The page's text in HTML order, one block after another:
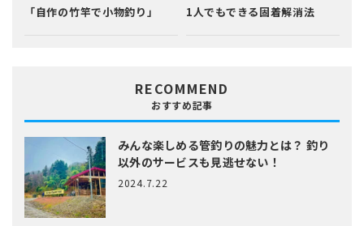
「自作の竹竿で小物釣り」
1人でもできる固着解消法
RECOMMEND
おすすめ記事
みんな楽しめる管釣りの魅力とは？ 釣り
以外のサービスも見逃せない！
2024.7.22